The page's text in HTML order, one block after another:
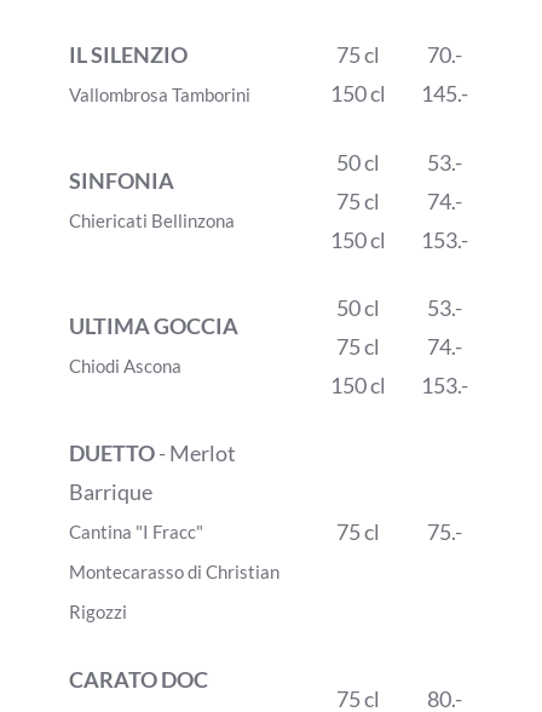
IL SILENZIO
Vallombrosa Tamborini
75 cl
150 cl
70.-
145.-
SINFONIA
Chiericati Bellinzona
50 cl
75 cl
150 cl
53.-
74.-
153.-
ULTIMA GOCCIA
Chiodi Ascona
50 cl
75 cl
150 cl
53.-
74.-
153.-
DUETTO- Merlot
Barrique
Cantina "I Fracc"
Montecarasso di Christian
Rigozzi
75 cl 75.-
CARATO DOC
75 cl 80.-